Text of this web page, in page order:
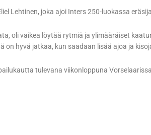
Lehtinen, joka ajoi Inters 250-luokassa
oli vaikea löytää rytmiä ja ylimääräiset
on hyvä jatkaa, kun saadaan lisää ajoa ja
tulevana viikonloppuna